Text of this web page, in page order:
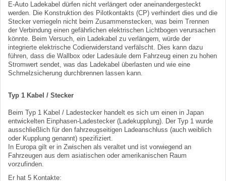
E-Auto Ladekabel dürfen nicht verlängert oder aneinandergesteckt
werden. Die Konstruktion des Pilotkontakts (CP) verhindert dies und die
Stecker verriegeln nicht beim Zusammenstecken, was beim Trennen
der Verbindung einen gefährlichen elektrischen Lichtbogen verursachen
könnte. Beim Versuch, ein Ladekabel zu verlängern, würde der
integrierte elektrische Codierwiderstand verfälscht. Dies kann dazu
führen, dass die Wallbox oder Ladesäule dem Fahrzeug einen zu hohen
Stromwert sendet, was das Ladekabel überlasten und wie eine
Schmelzsicherung durchbrennen lassen kann.
Typ 1 Kabel / Stecker
Beim Typ 1 Kabel / Ladestecker handelt es sich um einen in Japan
entwickelten Einphasen-Ladestecker (Ladekupplung). Der Typ 1 wurde
ausschließlich für den fahrzeugseitigen Ladeanschluss (auch weiblich
oder Kupplung genannt) spezifiziert.
In Europa gilt er in Zwischen als veraltet und ist vorwiegend an
Fahrzeugen aus dem asiatischen oder amerikanischen Raum
vorzufinden.
Er hat 5 Kontakte: